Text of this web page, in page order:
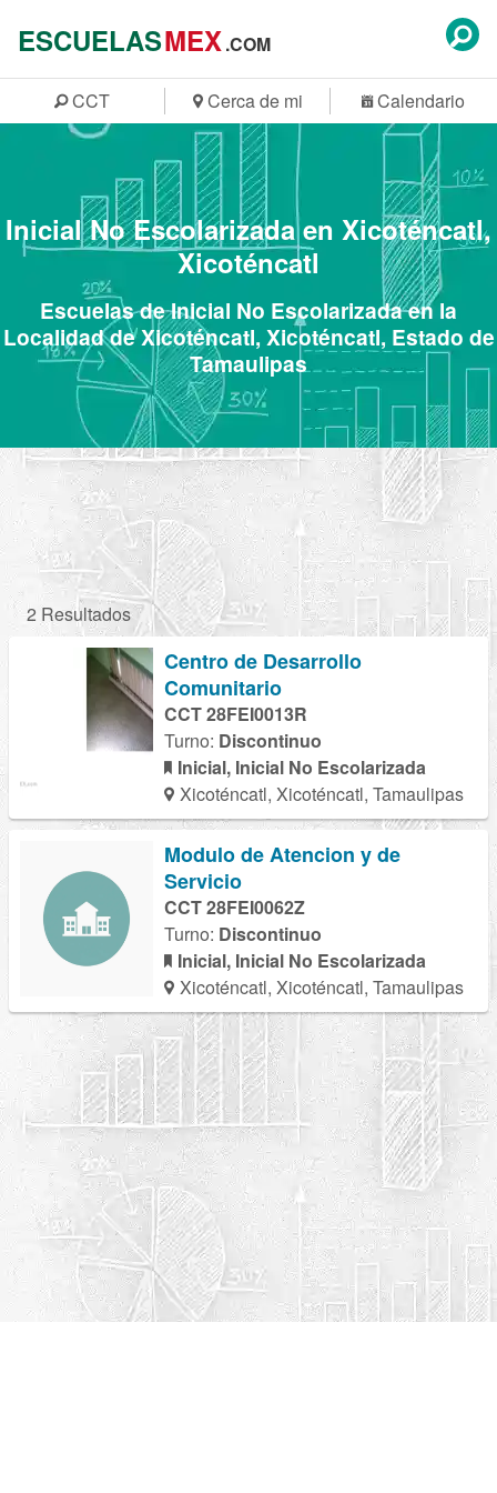
ESCUELASMEX.COM
CCT Cerca de mi Calendario
Inicial No Escolarizada en Xicoténcatl,
Xicoténcatl
Escuelas de Inicial No Escolarizada en la
Localidad de Xicoténcatl, Xicoténcatl, Estado de
Tamaulipas
2 Resultados
Centro de Desarrollo
Comunitario
CCT 28FEI0013R
Turno: Discontinuo
Inicial, Inicial No Escolarizada
Xicoténcatl, Xicoténcatl, Tamaulipas
Modulo de Atencion y de
Servicio
CCT 28FEI0062Z
Turno: Discontinuo
Inicial, Inicial No Escolarizada
Xicoténcatl, Xicoténcatl, Tamaulipas